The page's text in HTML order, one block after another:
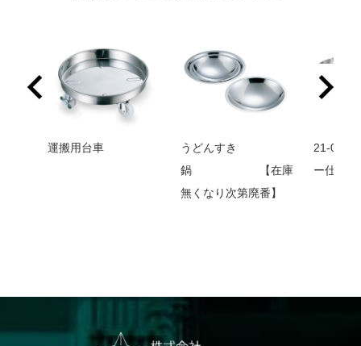
運搬用台車
うどんすき
鍋 【在庫
無くなり次第廃番】
21-0 電
ー仕上